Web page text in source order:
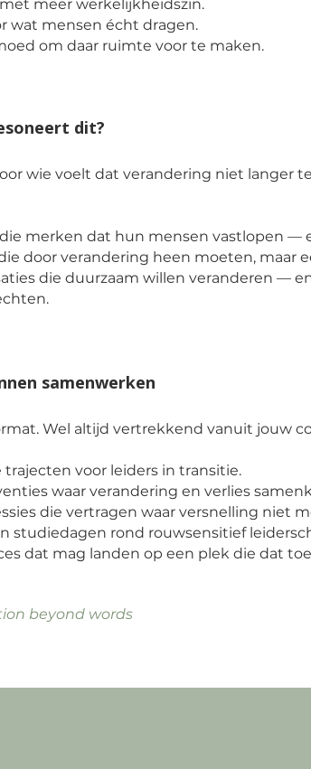
meer werkelijkheidszin.
wat mensen écht dragen.
om daar ruimte voor te maken.
dit?
wie voelt dat verandering niet langer
merken dat hun mensen vastlopen —
door verandering heen moeten, maar
die duurzaam willen veranderen —
samenwerken
Wel altijd vertrekkend vanuit jouw
trajecten voor leiders in transitie.
waar verandering en verlies
die vertragen waar versnelling niet
studiedagen rond rouwsensitief
dat mag landen op een plek die dat
beyond words